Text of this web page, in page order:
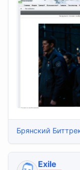
Брянский
Exile